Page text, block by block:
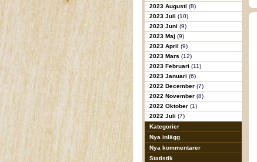
2023 Augusti (8)
2023 Juli (10)
2023 Juni (9)
2023 Maj (9)
2023 April (9)
2023 Mars (12)
2023 Februari (11)
2023 Januari (6)
2022 December (7)
2022 November (8)
2022 Oktober (1)
2022 Juli (7)
Kategorier
Nya inlägg
Nya kommentarer
Statistik